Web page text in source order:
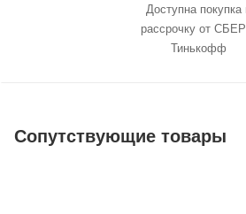
Доступна покупка
рассрочку от
Тинькофф
Сопутствующие товары